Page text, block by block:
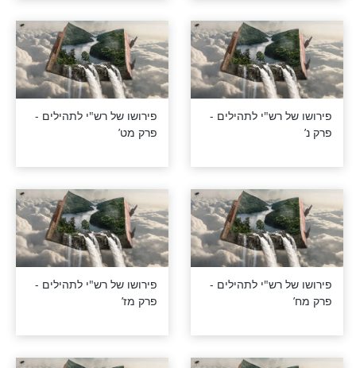
רש"י לתהילים -
פירושו של רש"י לתהילים -
פרק נב’
רש"י לתהילים -
פירושו של רש"י לתהילים -